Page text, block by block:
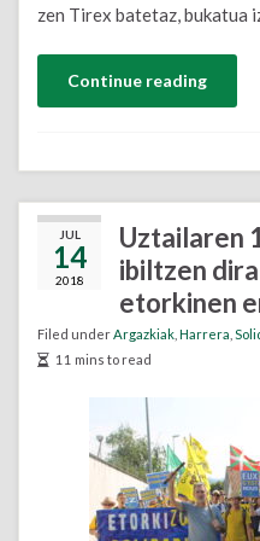
zen Tirex batetaz, bukatua
Continue reading
JUL
14
2018
Uztailaren
ibiltzen
etorkinen
Filed underArgazkiak Harrera
11 mins to read